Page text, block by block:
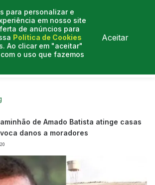
para personalizar e
em nosso site
de anúncios para
Política de Cookies
Ao clicar em "aceitar"
o uso que fazemos
Aceitar
de Amado Batista atinge casas
danos a moradores